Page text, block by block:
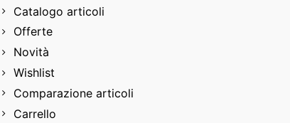
Catalogo articoli
Offerte
Novità
Wishlist
Comparazione articoli
Carrello